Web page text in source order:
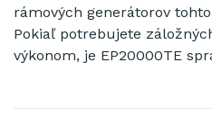
rámových generátorov
Pokiaľ potrebujete
výkonom, je EP20000TE